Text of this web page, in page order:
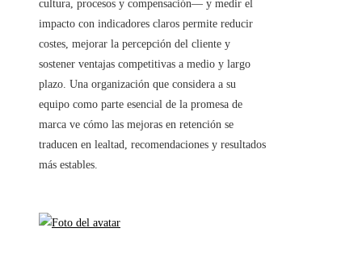
cultura, procesos y compensación— y medir el
impacto con indicadores claros permite reducir
costes, mejorar la percepción del cliente y
sostener ventajas competitivas a medio y largo
plazo. Una organización que considera a su
equipo como parte esencial de la promesa de
marca ve cómo las mejoras en retención se
traducen en lealtad, recomendaciones y resultados
más estables.